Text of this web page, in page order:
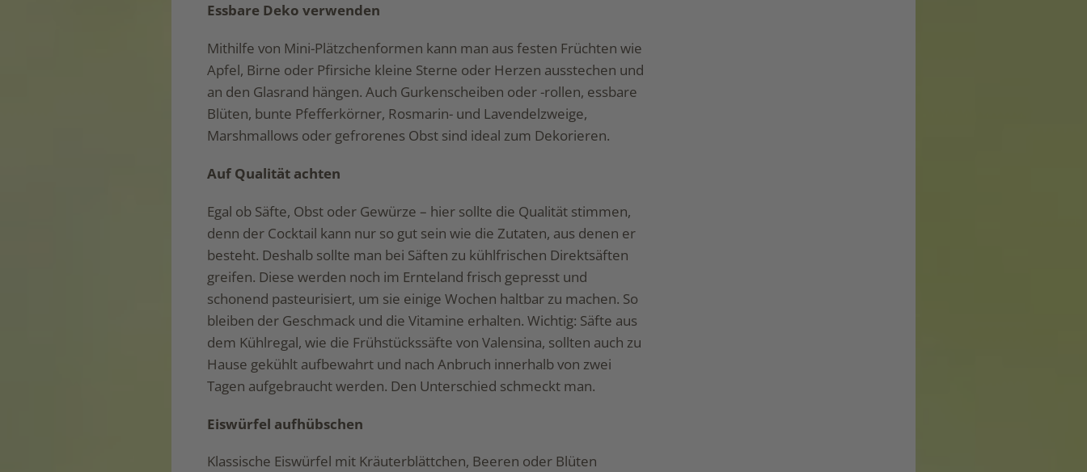
Essbare Deko verwenden
Mithilfe von Mini-Plätzchenformen kann man aus festen Früchten wie
Apfel, Birne oder Pfirsiche kleine Sterne oder Herzen ausstechen und
an den Glasrand hängen. Auch Gurkenscheiben oder -rollen, essbare
Blüten, bunte Pfefferkörner, Rosmarin- und Lavendelzweige,
Marshmallows oder gefrorenes Obst sind ideal zum Dekorieren.
Auf Qualität achten
Egal ob Säfte, Obst oder Gewürze – hier sollte die Qualität stimmen,
denn der Cocktail kann nur so gut sein wie die Zutaten, aus denen er
besteht. Deshalb sollte man bei Säften zu kühlfrischen Direktsäften
greifen. Diese werden noch im Ernteland frisch gepresst und
schonend pasteurisiert, um sie einige Wochen haltbar zu machen. So
bleiben der Geschmack und die Vitamine erhalten. Wichtig: Säfte aus
dem Kühlregal, wie die Frühstückssäfte von Valensina, sollten auch zu
Hause gekühlt aufbewahrt und nach Anbruch innerhalb von zwei
Tagen aufgebraucht werden. Den Unterschied schmeckt man.
Eiswürfel aufhübschen
Klassische Eiswürfel mit Kräuterblättchen, Beeren oder Blüten